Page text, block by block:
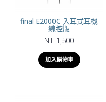
final E2000C 入耳式耳機
線控版
NT 1,500
加入購物車